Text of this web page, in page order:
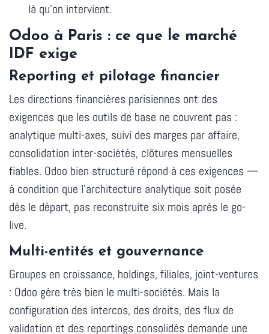
là qu'on intervient.
Odoo à Paris : ce que le marché
IDF exige
Reporting et pilotage financier
Les directions financières parisiennes ont des
exigences que les outils de base ne couvrent pas :
analytique multi-axes, suivi des marges par affaire,
consolidation inter-sociétés, clôtures mensuelles
fiables. Odoo bien structuré répond à ces exigences —
à condition que l'architecture analytique soit posée
dès le départ, pas reconstruite six mois après le go-
live.
Multi-entités et gouvernance
Groupes en croissance, holdings, filiales, joint-ventures
: Odoo gère très bien le multi-sociétés. Mais la
configuration des intercos, des droits, des flux de
validation et des reportings consolidés demande une